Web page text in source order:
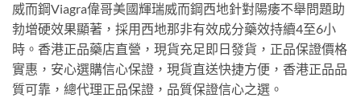
$409.00
through
$1,999.00
威而鋼Viagra偉哥美國輝瑞威而鋼西地針對陽痿不舉問題助
勃增硬效果顯著，採用西地那非有效成分藥效持續4至6小
時。香港正品藥店直營，現貨充足即日發貨，正品保證價格
實惠，安心選購信心保證，現貨直送快捷方便，香港正品品
質可靠，總代理正品保證，品質保證信心之選。